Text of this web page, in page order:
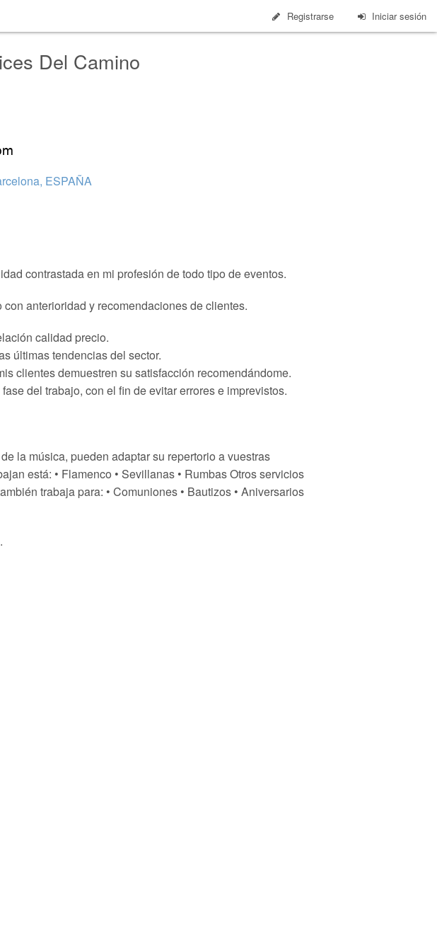
Registrarse Iniciar sesión
Del Camino
ESPAÑA
contrastada en mi profesión de todo tipo de eventos.
anterioridad y recomendaciones de clientes.
calidad precio.
últimas tendencias del sector.
clientes demuestren su satisfacción recomendándome.
del trabajo, con el fin de evitar errores e imprevistos.
la música, pueden adaptar su repertorio a vuestras
está: • Flamenco • Sevillanas • Rumbas Otros servicios
trabaja para: • Comuniones • Bautizos • Aniversarios